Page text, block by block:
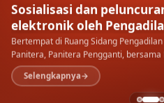
Sosialisasi dan
elektronik oleh
Bertempat di Ruang Sidang
Panitera, Panitera Pengganti,
Tuban menyimak langsung sosialisasi
Selengkapnya